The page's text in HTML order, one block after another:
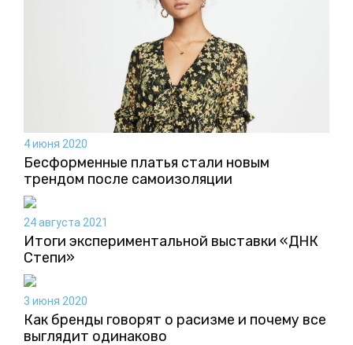
4 июня 2020
Бесформенные платья стали новым
трендом после самоизоляции
24 августа 2021
Итоги экспериментальной выставки «ДНК
Степи»
3 июня 2020
Как бренды говорят о расизме и почему все
выглядит одинаково